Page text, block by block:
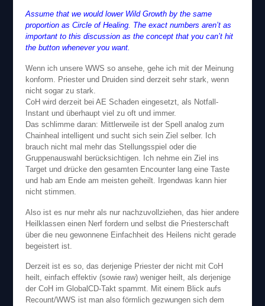
Assume that we would lower Wild Growth by the same
proportion as Circle of Healing. The exact numbers aren’t as
important to this discussion as the concept that you can’t hit
the button whenever you want.
Wenn ich unsere WWS so ansehe, gehe ich mit der Meinung
konform. Priester und Druiden sind derzeit sehr stark, wenn
nicht sogar zu stark.
CoH wird derzeit bei AE Schaden eingesetzt, als Notfall-
Instant und überhaupt viel zu oft und immer.
Das schlimme daran: Mittlerweile ist der Spell analog zum
Chainheal intelligent und sucht sich sein Ziel selber. Ich
brauch nicht mal mehr das Stellungsspiel oder die
Gruppenauswahl berücksichtigen. Ich nehme ein Ziel ins
Target und drücke den gesamten Encounter lang eine Taste
und hab am Ende am meisten geheilt. Irgendwas kann hier
nicht stimmen.
Also ist es nur mehr als nur nachzuvollziehen, das hier andere
Heilklassen einen Nerf fordern und selbst die Priesterschaft
über die neu gewonnene Einfachheit des Heilens nicht gerade
begeistert ist.
Derzeit ist es so, das derjenige Priester der nicht mit CoH
heilt, einfach effektiv (sowie raw) weniger heilt, als derjenige
der CoH im GlobalCD-Takt spammt. Mit einem Blick aufs
Recount/WWS ist man also förmlich gezwungen sich dem